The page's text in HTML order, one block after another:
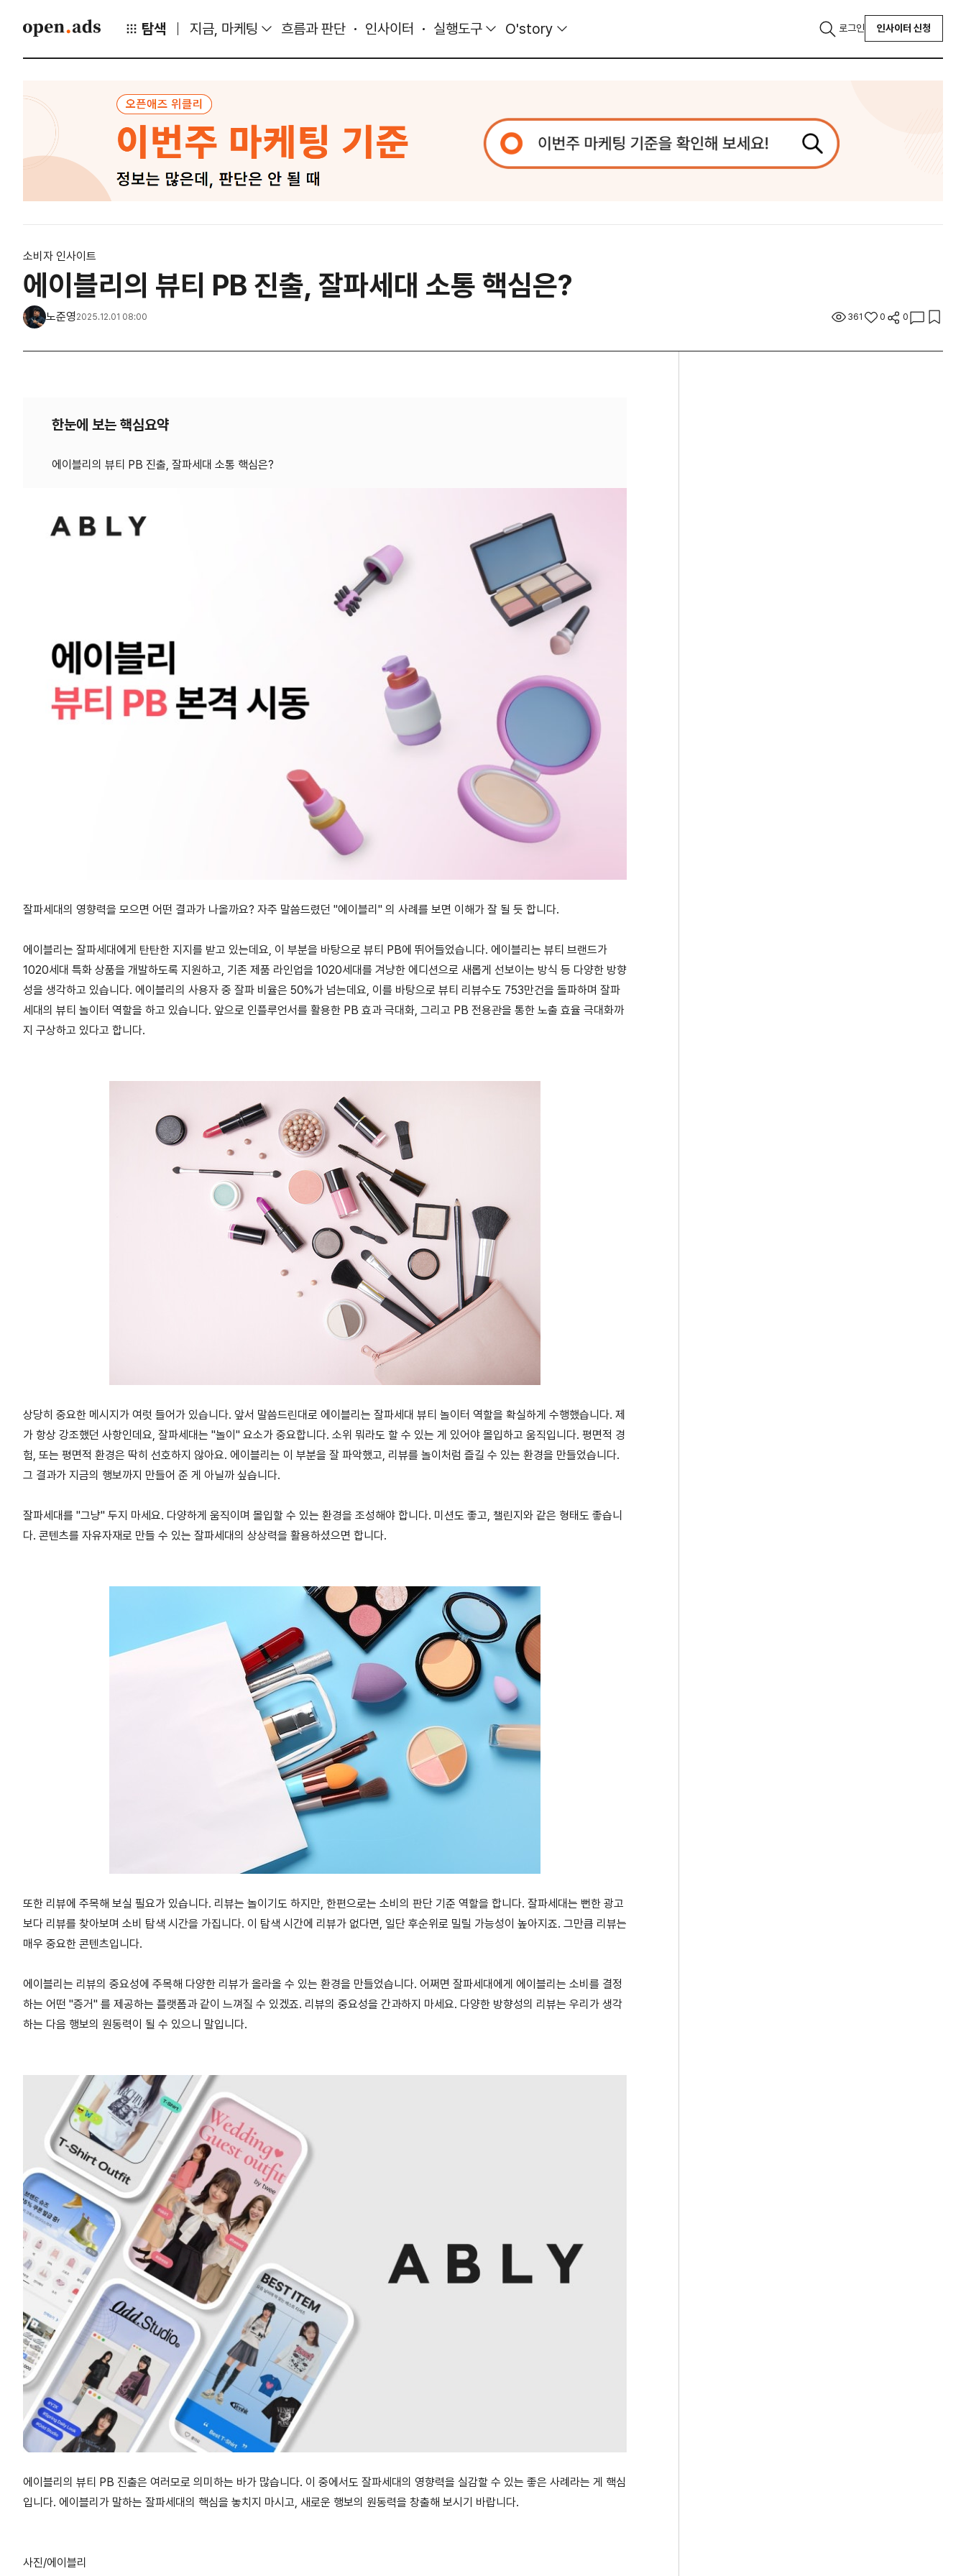
탐색 지금, 마케팅 흐름과 판단 인사이터 실행도구 O'story 로그인 인사이터 신청
소비자 인사이트
에이블리의 뷰티 PB 진출, 잘파세대 소통 핵심은?
노준영 2025.12.01 08:00 361 0 0
한눈에 보는 핵심요약
잘파세대의 영향력을 모으면 어떤 결과가 나올까요? 자주 말씀드렸던 "에이블리" 의 사례를 보면 이해가 잘 될 듯 합니다.
에이블리는 잘파세대에게 탄탄한 지지를 받고 있는데요, 이 부분을 바탕으로 뷰티 PB에 뛰어들었습니다. 에이블리는 뷰티 브랜드가
1020세대 특화 상품을 개발하도록 지원하고, 기존 제품 라인업을 1020세대를 겨냥한 에디션으로 새롭게 선보이는 방식 등 다양한 방향
성을 생각하고 있습니다. 에이블리의 사용자 중 잘파 비율은 50%가 넘는데요, 이를 바탕으로 뷰티 리뷰수도 753만건을 돌파하며 잘파
세대의 뷰티 놀이터 역할을 하고 있습니다. 앞으로 인플루언서를 활용한 PB 효과 극대화, 그리고 PB 전용관을 통한 노출 효율 극대화까
지 구상하고 있다고 합니다.
상당히 중요한 메시지가 여럿 들어가 있습니다. 앞서 말씀드린대로 에이블리는 잘파세대 뷰티 놀이터 역할을 확실하게 수행했습니다. 제
가 항상 강조했던 사항인데요, 잘파세대는 "놀이" 요소가 중요합니다. 소위 뭐라도 할 수 있는 게 있어야 몰입하고 움직입니다. 평면적 경
험, 또는 평면적 환경은 딱히 선호하지 않아요. 에이블리는 이 부분을 잘 파악했고, 리뷰를 놀이처럼 즐길 수 있는 환경을 만들었습니다.
그 결과가 지금의 행보까지 만들어 준 게 아닐까 싶습니다.
잘파세대를 "그냥" 두지 마세요. 다양하게 움직이며 몰입할 수 있는 환경을 조성해야 합니다. 미션도 좋고, 챌린지와 같은 형태도 좋습니
다. 콘텐츠를 자유자재로 만들 수 있는 잘파세대의 상상력을 활용하셨으면 합니다.
또한 리뷰에 주목해 보실 필요가 있습니다. 리뷰는 놀이기도 하지만, 한편으로는 소비의 판단 기준 역할을 합니다. 잘파세대는 뻔한 광고
보다 리뷰를 찾아보며 소비 탐색 시간을 가집니다. 이 탐색 시간에 리뷰가 없다면, 일단 후순위로 밀릴 가능성이 높아지죠. 그만큼 리뷰는
매우 중요한 콘텐츠입니다.
에이블리는 리뷰의 중요성에 주목해 다양한 리뷰가 올라올 수 있는 환경을 만들었습니다. 어쩌면 잘파세대에게 에이블리는 소비를 결정
하는 어떤 "증거" 를 제공하는 플랫폼과 같이 느껴질 수 있겠죠. 리뷰의 중요성을 간과하지 마세요. 다양한 방향성의 리뷰는 우리가 생각
하는 다음 행보의 원동력이 될 수 있으니 말입니다.
에이블리의 뷰티 PB 진출은 여러모로 의미하는 바가 많습니다. 이 중에서도 잘파세대의 영향력을 실감할 수 있는 좋은 사례라는 게 핵심
입니다. 에이블리가 말하는 잘파세대의 핵심을 놓치지 마시고, 새로운 행보의 원동력을 창출해 보시기 바랍니다.
사진/에이블리